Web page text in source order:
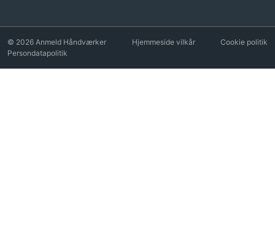
© 2026 Anmeld Håndværker Hjemmeside vilkår
Cookie politik
Persondatapolitik